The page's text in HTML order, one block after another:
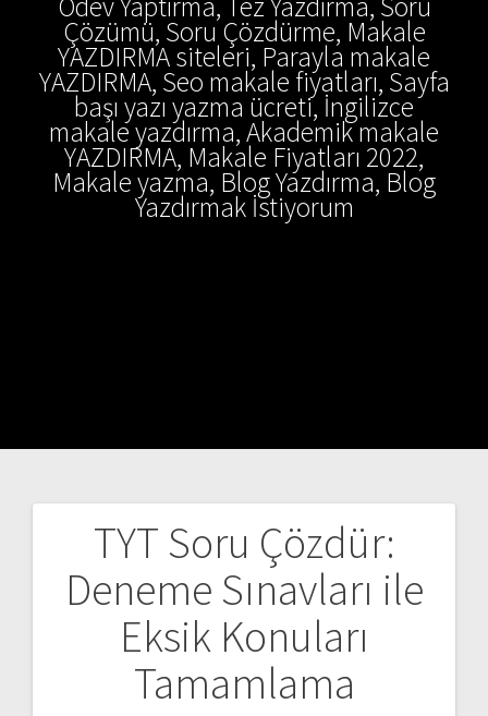
Çözümü, Soru Çözdürme, Makale
YAZDIRMA siteleri, Parayla makale
YAZDIRMA, Seo makale fiyatları, Sayfa
başı yazı yazma ücreti, İngilizce
makale yazdırma, Akademik makale
YAZDIRMA, Makale Fiyatları 2022,
Makale yazma, Blog Yazdırma, Blog
Yazdırmak İstiyorum
TYT Soru Çözdür:
Deneme Sınavları ile
Eksik Konuları
Tamamlama
gezinmesi